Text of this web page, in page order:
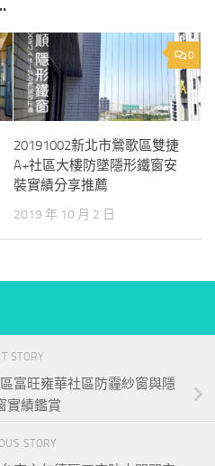
0
20191002新北市鶯歌區雙捷
A+社區大樓防墜隱形鐵窗安
裝實績分享推薦
2019 年 10 月 2 日
STORY
富旺雍華社區防霾紗窗與隱
實績鑑賞
STORY